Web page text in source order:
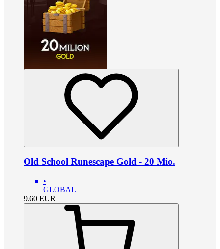
Old School Runescape Gold - 20 Mio.
•
GLOBAL
9.60 EUR